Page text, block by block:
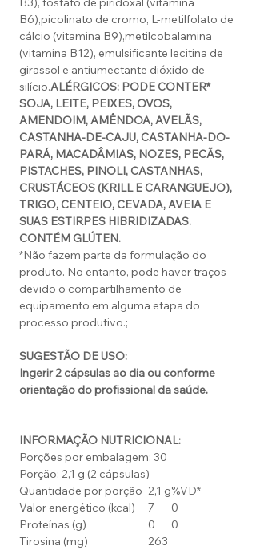
B6),picolinato de cromo, L-metilfolato de
cálcio (vitamina B9),metilcobalamina
(vitamina B12), emulsificante lecitina de
girassol e antiumectante dióxido de
silício.ALÉRGICOS: PODE CONTER*
SOJA, LEITE, PEIXES, OVOS,
AMENDOIM, AMÊNDOA, AVELÃS,
CASTANHA-DE-CAJU, CASTANHA-DO-
PARÁ, MACADÂMIAS, NOZES, PECÃS,
PISTACHES, PINOLI, CASTANHAS,
CRUSTÁCEOS (KRILL E CARANGUEJO),
TRIGO, CENTEIO, CEVADA, AVEIA E
SUAS ESTIRPES HIBRIDIZADAS.
CONTÉM GLÚTEN.
*Não fazem parte da formulação do
produto. No entanto, pode haver traços
devido o compartilhamento de
equipamento em alguma etapa do
processo produtivo.;
SUGESTÃO DE USO:
Ingerir 2 cápsulas ao dia ou conforme
orientação do profissional da saúde.
INFORMAÇÃO NUTRICIONAL:
Porções por embalagem: 30
Porção: 2,1 g (2 cápsulas)
Quantidade por porção 2,1 g%VD*
Valor energético (kcal)
7
0
Proteínas (g)
0
0
Tirosina (mg)
263